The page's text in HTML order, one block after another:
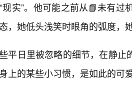
现实”。他可能之前从📘未有
，她低头浅笑时眼角的弧度，
平日里被忽略的细节，在静止
上的某些小习惯，是如此的可